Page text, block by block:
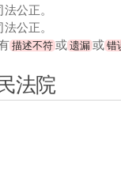
公正。
公正。
描述不符 或 遗漏 或 错
法院